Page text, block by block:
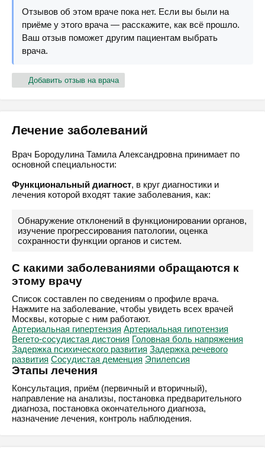
Отзывов об этом враче пока нет. Если вы были на
приёме у этого врача — расскажите, как всё прошло.
Ваш отзыв поможет другим пациентам выбрать
врача.
Добавить отзыв на врача
Лечение заболеваний
Врач Бородулина Тамила Александровна принимает по
основной специальности:
Функциональный диагност, в круг диагностики и
лечения которой входят такие заболевания, как:
Обнаружение отклонений в функционировании органов,
изучение прогрессирования патологии, оценка
сохранности функции органов и систем.
С какими заболеваниями обращаются к
этому врачу
Список составлен по сведениям о профиле врача.
Нажмите на заболевание, чтобы увидеть всех врачей
Москвы, которые с ним работают.
Артериальная гипертензия Артериальная гипотензия
Вегето-сосудистая дистония Головная боль напряжения
Задержка психического развития Задержка речевого
развития Сосудистая деменция Эпилепсия
Этапы лечения
Консультация, приём (первичный и вторичный),
направление на анализы, постановка предварительного
диагноза, постановка окончательного диагноза,
назначение лечения, контроль наблюдения.